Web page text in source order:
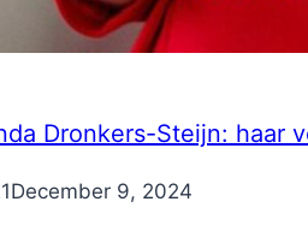
Dronkers-Steijn: haar
December 9, 2024